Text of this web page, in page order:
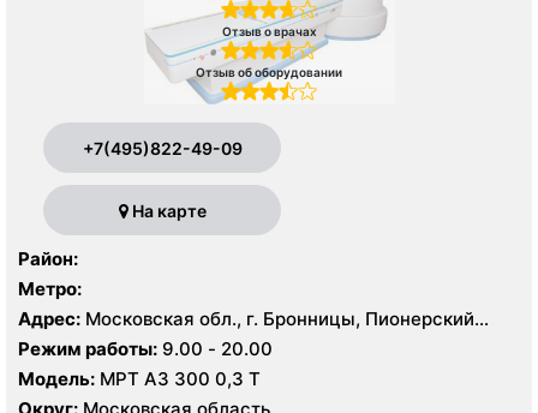
Отзыв о врачах
Отзыв об оборудовании
+7(495)822-49-09
На карте
Район:
Метро:
Адрес: Московская обл., г. Бронницы, Пионерский
пер., 49, стр. 1
Режим работы: 9.00 - 20.00
Модель: МРТ АЗ 300 0,3 Т